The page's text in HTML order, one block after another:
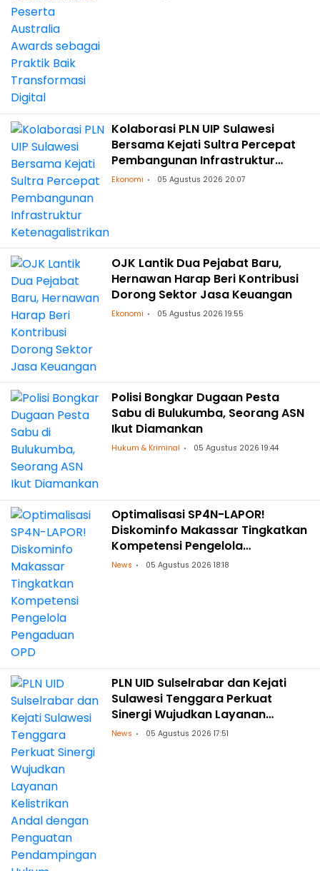
Kolaborasi PLN UIP Sulawesi
Bersama Kejati Sultra Percepat
Pembangunan Infrastruktur
Ketenagalistrikan
Ekonomi 05 Agustus 2026 20:07
OJK Lantik Dua Pejabat Baru,
Hernawan Harap Beri Kontribusi
Dorong Sektor Jasa Keuangan
Ekonomi 05 Agustus 2026 19:55
Polisi Bongkar Dugaan Pesta
Sabu di Bulukumba, Seorang ASN
Ikut Diamankan
Hukum & Kriminal 05 Agustus 2026 19:44
Optimalisasi SP4N-LAPOR!
Diskominfo Makassar Tingkatkan
Kompetensi Pengelola
Pengaduan OPD
News 05 Agustus 2026 18:18
PLN UID Sulselrabar dan Kejati
Sulawesi Tenggara Perkuat
Sinergi Wujudkan Layanan
Kelistrikan Andal dengan
News 05 Agustus 2026 17:51